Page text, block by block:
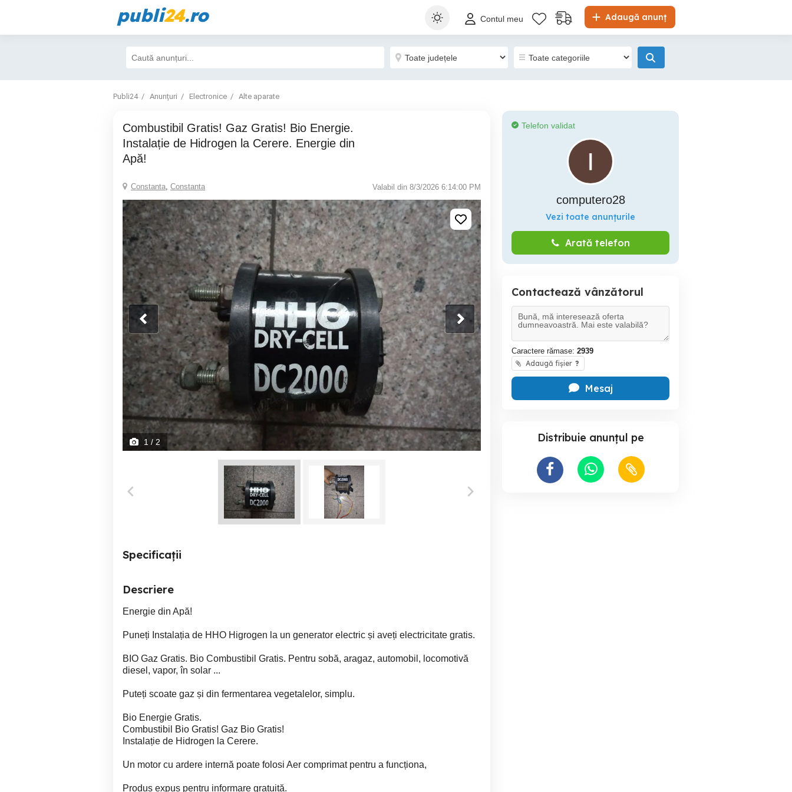
publi24.ro Adaugă anunț
Contul meu
Publi24 Anunțuri Electronice Alte aparate
Combustibil Gratis! Gaz Gratis! Bio Energie.
Instalație de Hidrogen la Cerere. Energie din
Apă!
Constanta, Constanta Valabil din 8/3/2026 6:14:00 PM
1 / 2
Specificații
Descriere
Energie din Apă!
Puneți Instalația de HHO Higrogen la un generator electric și aveți electricitate gratis.
BIO Gaz Gratis. Bio Combustibil Gratis. Pentru sobă, aragaz, automobil, locomotivă
diesel, vapor, în solar ...
Puteți scoate gaz și din fermentarea vegetalelor, simplu.
Bio Energie Gratis.
Combustibil Bio Gratis! Gaz Bio Gratis!
Instalație de Hidrogen la Cerere.
Un motor cu ardere internă poate folosi Aer comprimat pentru a funcționa,
Produs expus pentru informare gratuită.
Telefon validat
computero28
Vezi toate anunțurile
Arată telefon
Contactează vânzătorul
Caractere rămase: 2939
Adaugă fișier ?
Mesaj
Distribuie anunțul pe